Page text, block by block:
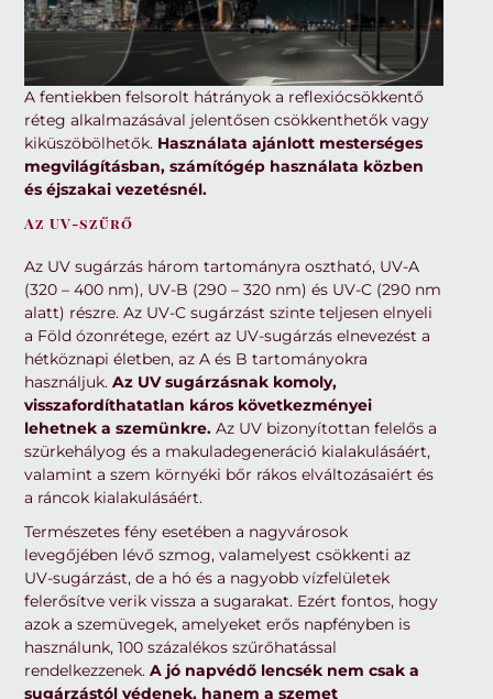
A fentiekben felsorolt hátrányok a reflexiócsökkentő
réteg alkalmazásával jelentősen csökkenthetők vagy
kiküszöbölhetők. Használata ajánlott mesterséges
megvilágításban, számítógép használata közben
és éjszakai vezetésnél.
Az UV-szűrő
Az UV sugárzás három tartományra osztható, UV-A
(320 – 400 nm), UV-B (290 – 320 nm) és UV-C (290 nm
alatt) részre. Az UV-C sugárzást szinte teljesen elnyeli
a Föld ózonrétege, ezért az UV-sugárzás elnevezést a
hétköznapi életben, az A és B tartományokra
használjuk.Az UV sugárzásnak komoly,
visszafordíthatatlan káros következményei
lehetnek a szemünkre. Az UV bizonyítottan felelős a
szürkehályog és a makuladegeneráció kialakulásáért,
valamint a szem környéki bőr rákos elváltozásaiért és
a ráncok kialakulásáért.
Természetes fény esetében a nagyvárosok
levegőjében lévő szmog, valamelyest csökkenti az
UV-sugárzást, de a hó és a nagyobb vízfelületek
felerősítve verik vissza a sugarakat. Ezért fontos, hogy
azok a szemüvegek, amelyeket erős napfényben is
használunk, 100 százalékos szűrőhatással
rendelkezzenek.A jó napvédő lencsék nem csak a
sugárzástól védenek, hanem a szemet